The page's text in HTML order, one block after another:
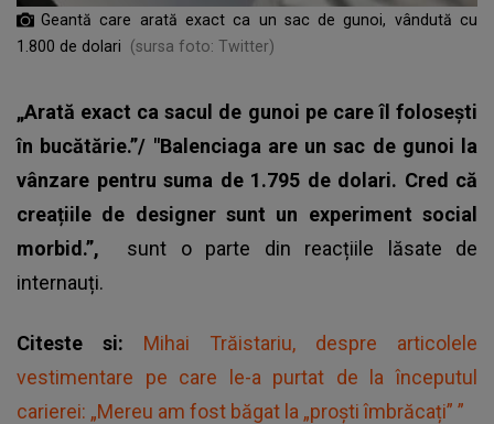
Geantă care arată exact ca un sac de gunoi, vândută cu
1.800 de dolari
(sursa foto: Twitter)
„Arată exact ca sacul de gunoi pe care îl folosești
în bucătărie.”/ "Balenciaga are un sac de gunoi la
vânzare pentru suma de 1.795 de dolari. Cred că
creațiile de designer sunt un experiment social
morbid.”, sunt o parte din reacțiile lăsate de
internauți.
Citeste si: Mihai Trăistariu, despre articolele
vestimentare pe care le-a purtat de la începutul
carierei: „Mereu am fost băgat la „proști îmbrăcați” ”